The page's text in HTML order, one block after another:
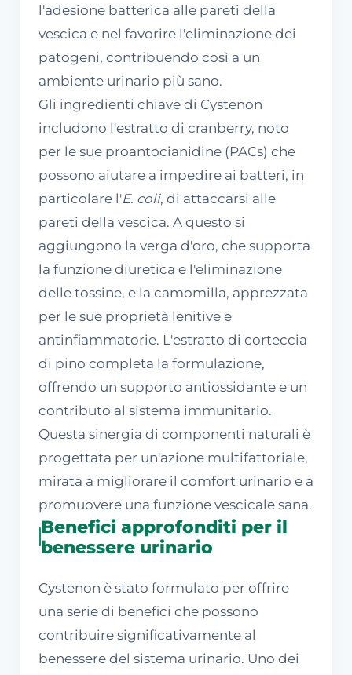
l'adesione batterica alle pareti della
vescica e nel favorire l'eliminazione dei
patogeni, contribuendo così a un
ambiente urinario più sano.
Gli ingredienti chiave di Cystenon
includono l'estratto di cranberry, noto
per le sue proantocianidine (PACs) che
possono aiutare a impedire ai batteri, in
particolare l'E. coli, di attaccarsi alle
pareti della vescica. A questo si
aggiungono la verga d'oro, che supporta
la funzione diuretica e l'eliminazione
delle tossine, e la camomilla, apprezzata
per le sue proprietà lenitive e
antinfiammatorie. L'estratto di corteccia
di pino completa la formulazione,
offrendo un supporto antiossidante e un
contributo al sistema immunitario.
Questa sinergia di componenti naturali è
progettata per un'azione multifattoriale,
mirata a migliorare il comfort urinario e a
promuovere una funzione vescicale sana.
Benefici approfonditi per il
benessere urinario
Cystenon è stato formulato per offrire
una serie di benefici che possono
contribuire significativamente al
benessere del sistema urinario. Uno dei